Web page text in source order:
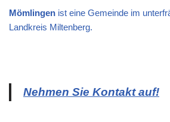
Mömlingen ist eine Gemeinde im
Landkreis Miltenberg.
Nehmen Sie Kontakt auf!